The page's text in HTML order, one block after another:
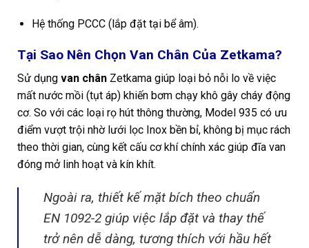
Hệ thống PCCC (lắp đặt tại bể âm).
Tại Sao Nên Chọn Van Chân Của Zetkama?
Sử dụng van chân Zetkama giúp loại bỏ nỗi lo về việc
mất nước mồi (tụt áp) khiến bơm chạy khô gây cháy động
cơ. So với các loại rọ hút thông thường, Model 935 có ưu
điểm vượt trội nhờ lưới lọc Inox bền bỉ, không bị mục rách
theo thời gian, cùng kết cấu cơ khí chính xác giúp đĩa van
đóng mở linh hoạt và kín khít.
Ngoài ra, thiết kế mặt bích theo chuẩn
EN 1092-2 giúp việc lắp đặt và thay thế
trở nên dễ dàng, tương thích với hầu hết